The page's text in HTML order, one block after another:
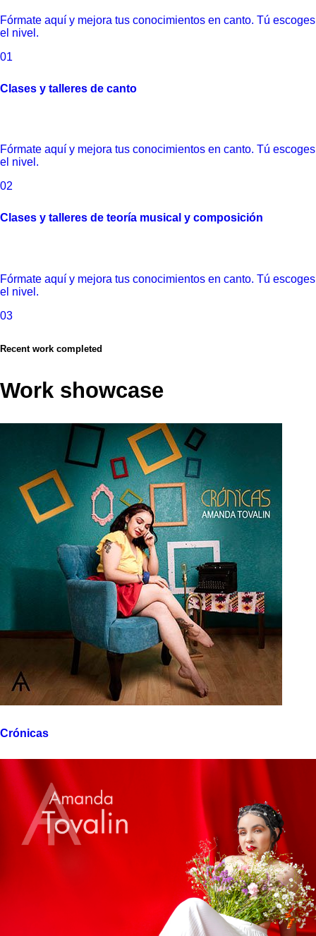
Fórmate aquí y mejora tus conocimientos en canto. Tú escoges
el nivel.
01
Clases y talleres de canto
Fórmate aquí y mejora tus conocimientos en canto. Tú escoges
el nivel.
02
Clases y talleres de teoría musical y composición
Fórmate aquí y mejora tus conocimientos en canto. Tú escoges
el nivel.
03
Recent work completed
Work showcase
Crónicas